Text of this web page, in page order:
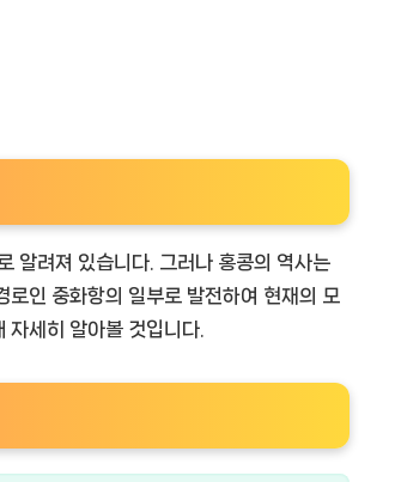
알려져 있습니다. 그러나 홍콩의 역사는
인 중화항의 일부로 발전하여 현재의 모
세히 알아볼 것입니다.